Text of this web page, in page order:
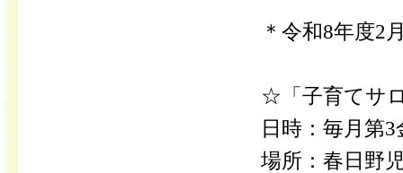
＊令和8年度2
☆「子育てサ
日時：毎月第
場所：春日野